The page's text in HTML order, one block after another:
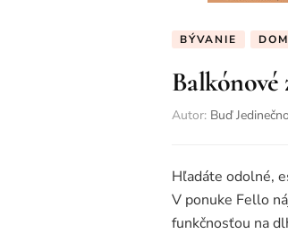
BÝVANIE
Balkónové
Autor: Buď
Hľadáte odolné,
V ponuke Fello
funkčnosťou na